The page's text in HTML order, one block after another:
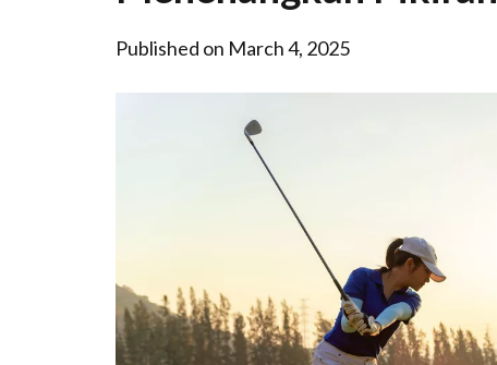
Published on March 4, 2025